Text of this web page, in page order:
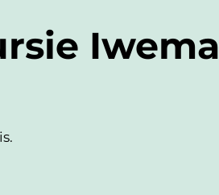
Iwema